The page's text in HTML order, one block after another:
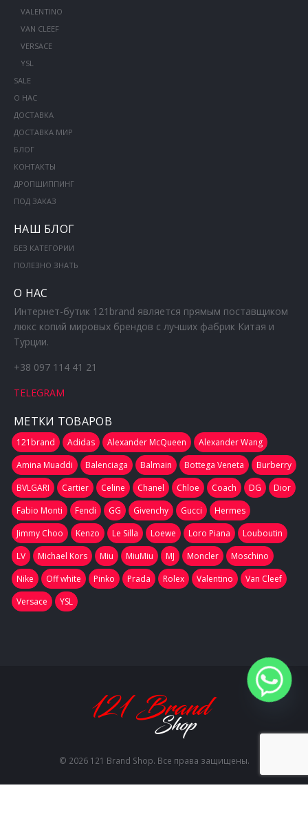
VALENTINO
VAN CLEEF
VERSACE
YSL
SALE
О НАС
ДОСТАВКА
ДОСТАВКА МИР
БЛОГ
КОНТАКТЫ
ДРОПШИППИНГ
ПОД ЗАКАЗ
НАШ БЛОГ
БЕЗ КАТЕГОРИИ
ПОЛЕЗНО ЗНАТЬ
О НАС
Интернет-бутик 121brand является прямым поставщиком
люкс копий мировых брендов с лучших фабрик Китая и
Турции.
+38 097 114 41 21
TELEGRAM
МЕТКИ ТОВАРОВ
121brand Adidas Alexander McQueen
Alexander Wang
Amina Muaddi
Balenciaga Balmain Bottega Veneta
Burberry
BVLGARI
Cartier Celine Chanel Chloe Coach DG
Dior
Fabio Monti
Fendi GG Givenchy Gucci
Hermes
Jimmy Choo
Kenzo Le Silla Loewe Loro Piana
Louboutin
LV
Michael Kors Miu MiuMiu MJ Moncler
Moschino
Nike
Off white Pinko Prada Rolex Valentino
Van Cleef
Versace
YSL
© 2026 121 Brand Shop. Все права защищены.